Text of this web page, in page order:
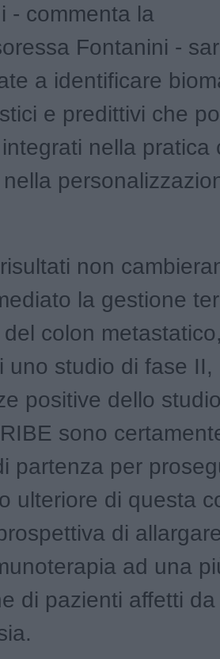
- commenta la
Fontanini -
a identificare
e predittivi che
nella pratica
non
la gestione
colon
uno studio di fase II,
positive dello
sono
partenza per
ulteriore di questa
di
ad una
di pazienti affetti